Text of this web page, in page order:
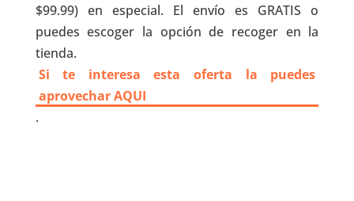
$99.99) en especial. El envío es GRATIS o
puedes escoger la opción de recoger en la
tienda.
Si te interesa esta oferta la puedes
aprovechar AQUI
.